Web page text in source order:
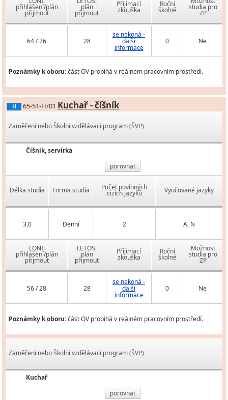
přihlášení/plán
přijmout
plán
přijmout
Přijímací
zkouška
Roční
školné studia pro
ZP
64 / 26 28
se nekoná -
další
informace
0 Ne
Poznámky k oboru:část OV probíhá v reálném pracovním prostředí.
H 65-51-H/01 Kuchař - číšník
Zaměření nebo Školní vzdělávací program (ŠVP)
Číšník, servírka
porovnat
Délka studia Forma studia Počet povinných
cizích jazyků Vyučované jazyky
3,0 Denní 2 A, N
LONI:
přihlášení/plán
přijmout
LETOS:
plán
přijmout
Přijímací
zkouška
Roční
školné
Možnost
studia pro
ZP
56 / 28 28
se nekoná -
další
informace
0 Ne
Poznámky k oboru:část OV probíhá v reálném pracovním prostředí.
Zaměření nebo Školní vzdělávací program (ŠVP)
Kuchař
porovnat